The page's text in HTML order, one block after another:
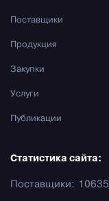
Поставщики
Продукция
Закупки
Услуги
Публикации
Статистика сайта:
Поставщики: 10635